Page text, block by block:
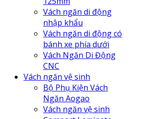
Vách ngăn di động
nhập khẩu
Vách ngăn di động có
bánh xe phía dưới
Vách Ngăn Di Động
CNC
Vách ngăn vệ sinh
Bộ Phụ Kiện Vách
Ngăn Aogao
Vách ngăn vệ sinh